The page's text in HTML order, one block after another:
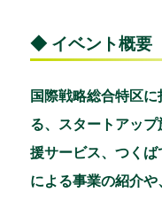
◆ イベント概要
国際戦略総合特区
る、スタートアッ
援サービス、つく
による事業の紹介